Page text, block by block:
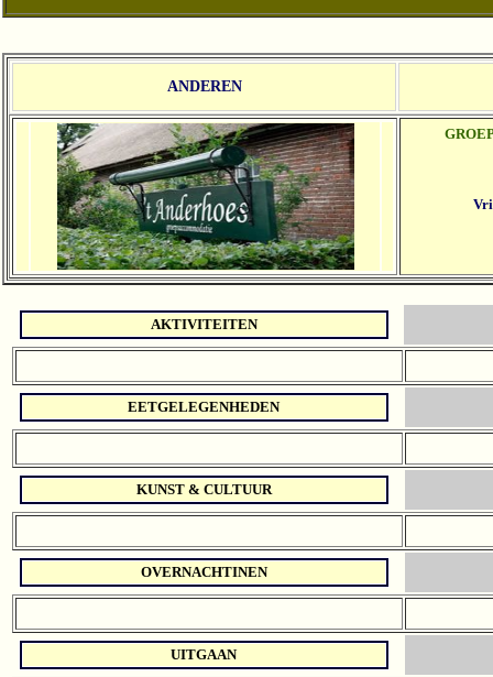
ANDEREN
AKTIVITEITEN
EETGELEGENHEDEN
KUNST & CULTUUR
OVERNACHTINEN
UITGAAN